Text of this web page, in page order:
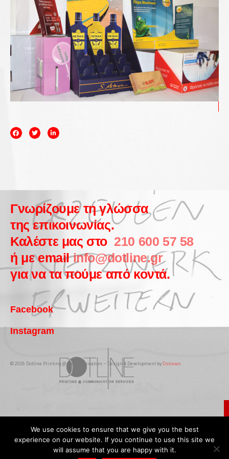
Γνωρίζουμε τη γλώσσα
της επικοινωνίας.
Καλέστε μας στο 210 600 57 58
ή με emailinfo@dotline.gr
για να τα πούμε από κοντά.
Facebook
Instagram
© 2026 Dotline Printing @ Communication – Design & Development by Dstream
We use cookies to ensure that we give you the best
experience on our website. If you continue to use this site we
will assume that you are happy with it.